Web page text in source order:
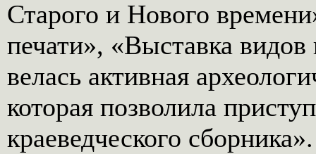
Старого и Нового
печати», «Выставка
велась активная
которая позволила
краеведческого сборника».